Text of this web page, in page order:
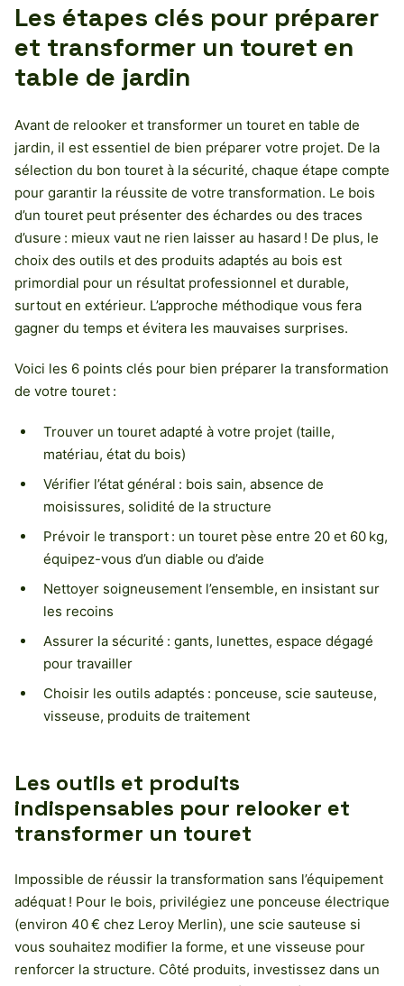
Les étapes clés pour préparer
et transformer un touret en
table de jardin
Avant de relooker et transformer un touret en table de
jardin, il est essentiel de bien préparer votre projet. De la
sélection du bon touret à la sécurité, chaque étape compte
pour garantir la réussite de votre transformation. Le bois
d’un touret peut présenter des échardes ou des traces
d’usure : mieux vaut ne rien laisser au hasard ! De plus, le
choix des outils et des produits adaptés au bois est
primordial pour un résultat professionnel et durable,
surtout en extérieur. L’approche méthodique vous fera
gagner du temps et évitera les mauvaises surprises.
Voici les 6 points clés pour bien préparer la transformation
de votre touret :
Trouver un touret adapté à votre projet (taille,
matériau, état du bois)
Vérifier l’état général : bois sain, absence de
moisissures, solidité de la structure
Prévoir le transport : un touret pèse entre 20 et 60 kg,
équipez-vous d’un diable ou d’aide
Nettoyer soigneusement l’ensemble, en insistant sur
les recoins
Assurer la sécurité : gants, lunettes, espace dégagé
pour travailler
Choisir les outils adaptés : ponceuse, scie sauteuse,
visseuse, produits de traitement
Les outils et produits
indispensables pour relooker et
transformer un touret
Impossible de réussir la transformation sans l’équipement
adéquat ! Pour le bois, privilégiez une ponceuse électrique
(environ 40 € chez Leroy Merlin), une scie sauteuse si
vous souhaitez modifier la forme, et une visseuse pour
renforcer la structure. Côté produits, investissez dans un